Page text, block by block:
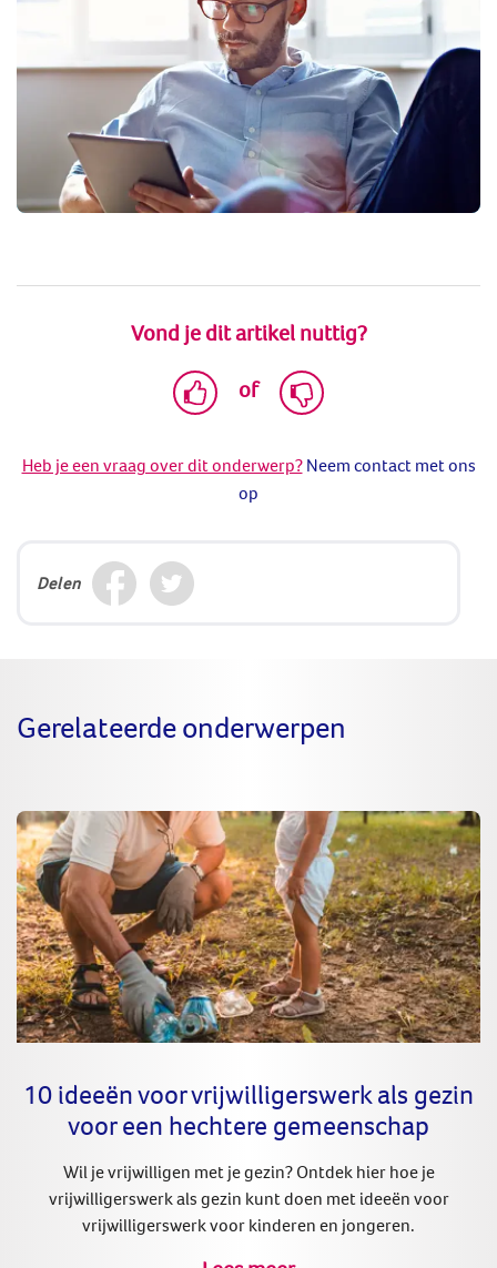
Vond je dit artikel nuttig?
of
Heb je een vraag over dit onderwerp?Neem contact met ons
op
Delen
Gerelateerde onderwerpen
10 ideeën voor vrijwilligerswerk als gezin
voor een hechtere gemeenschap
Wil je vrijwilligen met je gezin? Ontdek hier hoe je
vrijwilligerswerk als gezin kunt doen met ideeën voor
vrijwilligerswerk voor kinderen en jongeren.